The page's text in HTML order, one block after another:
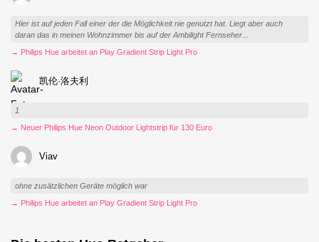
Hier ist auf jeden Fall einer der die Möglichkeit nie genutzt hat. Liegt aber auch
daran das in meinen Wohnzimmer bis auf der Ambilight Fernseher...
→ Philips Hue arbeitet an Play Gradient Strip Light Pro
凯伦·洛夫利
1
→ Neuer Philips Hue Neon Outdoor Lightstrip für 130 Euro
Viav
ohne zusätzlichen Geräte möglich war
→ Philips Hue arbeitet an Play Gradient Strip Light Pro